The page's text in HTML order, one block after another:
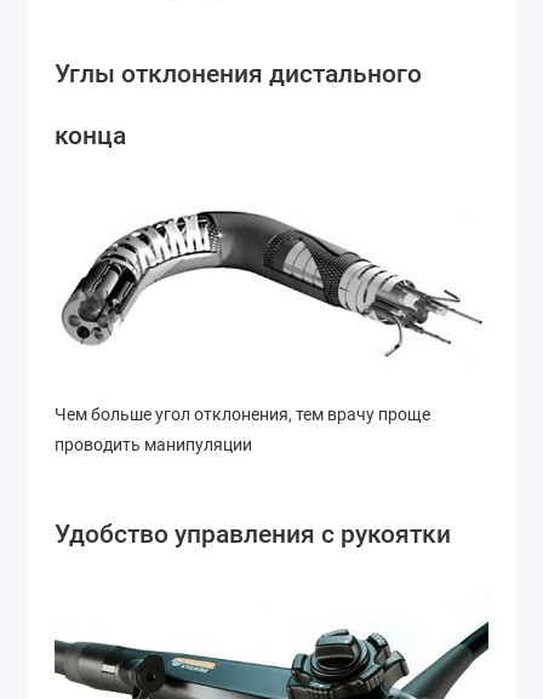
Углы отклонения дистального
конца
Чем больше угол отклонения, тем врачу проще
проводить манипуляции
Удобство управления с рукоятки